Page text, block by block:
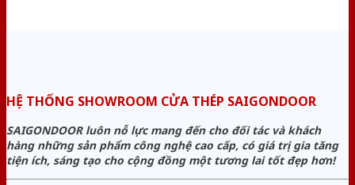
HỆ THỐNG SHOWROOM CỬA THÉP SAIGONDOOR
SAIGONDOOR luôn nỗ lực mang đến cho đối tác và khách
hàng những sản phẩm công nghệ cao cấp, có giá trị gia tăng
tiện ích, sáng tạo cho cộng đồng một tương lai tốt đẹp hơn!